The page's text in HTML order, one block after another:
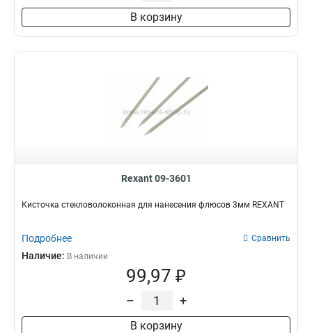
В корзину
Rexant 09-3601
Кисточка стекловолоконная для нанесения флюсов 3мм REXANT
Подробнее Сравнить
Наличие: В наличии
99,97 ₽
– +
В корзину